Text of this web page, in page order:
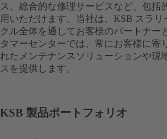
ス、総合的な修理サービスなど、包括
用いただけます。当社は、KSB スラリ
クル全体を通してお客様のパートナー
タマーセンターでは、常にお客様に寄
れたメンテナンスソリューションや現
スを提供します。
KSB 製品ポートフォリオ